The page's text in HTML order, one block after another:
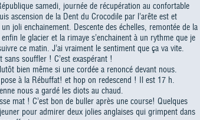
samedi, journée de récupération au confortable
ascension de la Dent du Crocodile par l’arête est et
joli enchainement. Descente des échelles, remontée de la
le glacier et la rimaye s’enchainent à un rythme que je
ce matin. J’ai vraiment le sentiment que ça va vite.
souffler ! C’est exaspérant !
bien même si une cordée a renoncé devant nous.
à la Rébuffat! et hop on redescend ! Il est 17 h.
nous a gardé les diots au chaud.
mat ! C’est bon de buller après une course! Quelques
pour admirer deux jolies anglaises qui grimpent dans